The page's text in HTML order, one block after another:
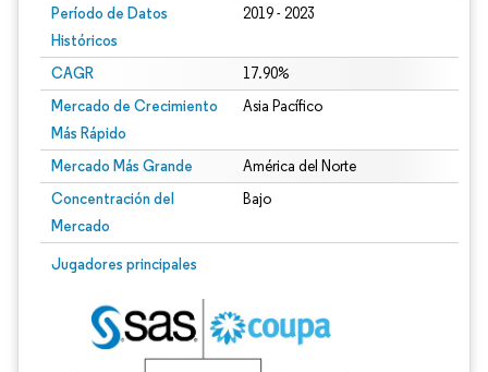
Período de Datos
Históricos
2019 - 2023
CAGR 17.90%
Mercado de Crecimiento
Más Rápido
Asia Pacífico
Mercado Más Grande América del Norte
Concentración del
Mercado
Bajo
Jugadores principales